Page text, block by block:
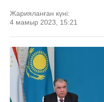
Жарияланған күні:
4 мамыр 2023, 15:21